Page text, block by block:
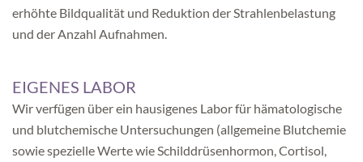
erhöhte Bildqualität und Reduktion der Strahlenbelastung
und der Anzahl Aufnahmen.
EIGENES LABOR
Wir verfügen über ein hausigenes Labor für hämatologische
und blutchemische Untersuchungen (allgemeine Blutchemie
sowie spezielle Werte wie Schilddrüsenhormon, Cortisol,